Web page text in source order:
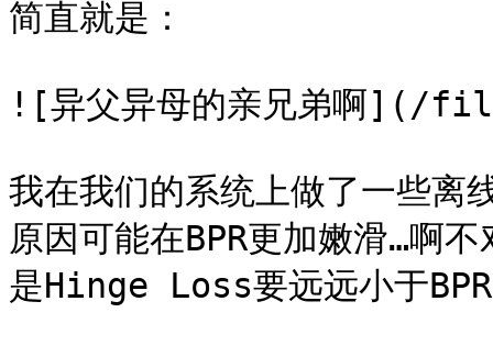
简直就是：
![异父异母的亲兄弟啊](/
我在我们的系统上做了一些离
原因可能在BPR更加嫩滑…啊